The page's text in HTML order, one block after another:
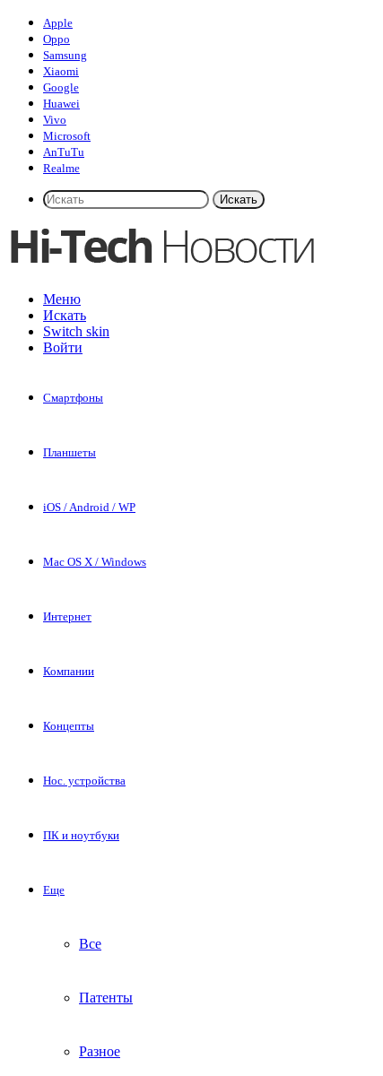
Apple
Oppo
Samsung
Xiaomi
Google
Huawei
Vivo
Microsoft
AnTuTu
Realme
Искать
Меню
Искать
Switch skin
Войти
Смартфоны
Планшеты
iOS / Android / WP
Mac OS X / Windows
Интернет
Компании
Концепты
Нос. устройства
ПК и ноутбуки
Еще
Все
Патенты
Разное